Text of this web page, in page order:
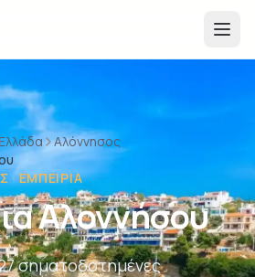
Αλόννησος
ΕΜΠΕΙΡΊΑ
Αλοννήσου
σηματοδοτημένες